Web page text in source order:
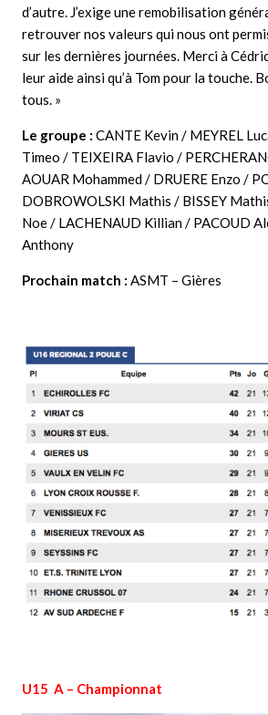
d’autre. J’exige une remobilisation
retrouver nos valeurs qui nous ont
sur les dernières journées. Merci à
leur aide ainsi qu’à Tom pour la touche.
tous. »
Le groupe : CANTE Kevin / MEYREL
Timeo / TEIXEIRA Flavio /
AOUAR Mohammed / DRUERE Enzo /
DOBROWOLSKI Mathis / BISSEY
Noe / LACHENAUD Killian / PACOUD
Anthony
Prochain match : ASMT – Gières
U15 A – Championnat